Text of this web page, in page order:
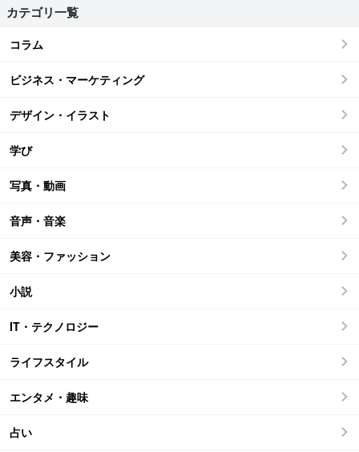
カテゴリ一覧
コラム
ビジネス・マーケティング
デザイン・イラスト
学び
写真・動画
音声・音楽
美容・ファッション
小説
IT・テクノロジー
ライフスタイル
エンタメ・趣味
占い